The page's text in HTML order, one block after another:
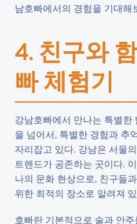
남호빠에서의 경험을 기대해
4. 친구와
빠 체험기
강남호빠에서 만나는 특별한
을 넘어서, 특별한 경험과 추
자리잡고 있다. 강남은 서울
트렌드가 공존하는 곳이다.
나의 문화 현상으로, 친구들
위한 최적의 장소로 알려져
호빠란 기본적으로 술과 안